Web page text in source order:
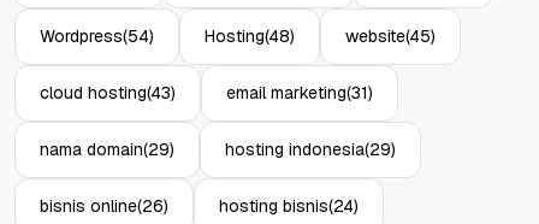
Wordpress(54) Hosting(48) website(45)
cloud hosting(43) email marketing(31)
nama domain(29) hosting indonesia(29)
bisnis online(26) hosting bisnis(24)